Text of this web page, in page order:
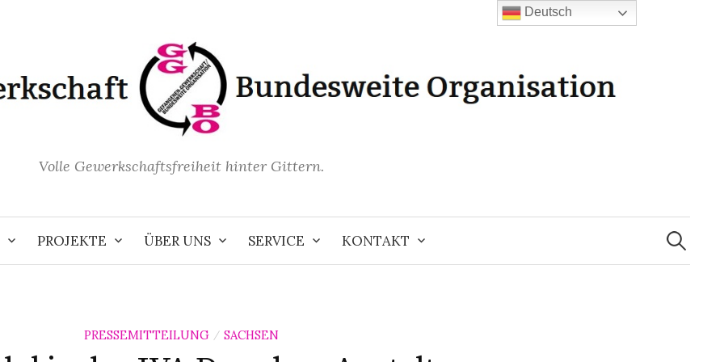
Volle Gewerkschaftsfreiheit hinter Gittern.
PROJEKTE ÜBER UNS SERVICE KONTAKT
Suchen
nach:
PRESSEMITTEILUNG / SACHSEN
Deutsch